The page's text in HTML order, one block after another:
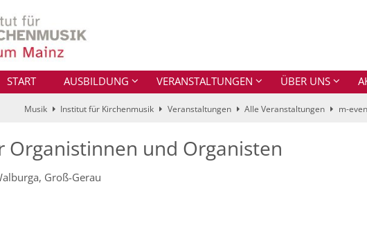
START AUSBILDUNG VERANSTALTUNGEN ÜBER UNS
Musik Institut für Kirchenmusik Veranstaltungen Alle Veranstaltungen m-
Organistinnen und Organisten
Groß-Gerau